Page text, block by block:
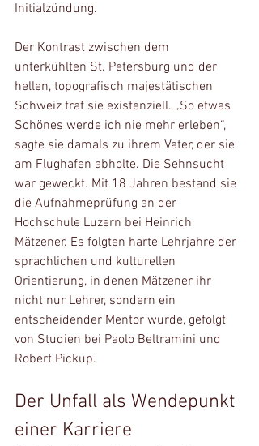
Initialzündung.
Der Kontrast zwischen dem
unterkühlten St. Petersburg und der
hellen, topografisch majestätischen
Schweiz traf sie existenziell. „So etwas
Schönes werde ich nie mehr erleben“,
sagte sie damals zu ihrem Vater, der sie
am Flughafen abholte. Die Sehnsucht
war geweckt. Mit 18 Jahren bestand sie
die Aufnahmeprüfung an der
Hochschule Luzern bei Heinrich
Mätzener. Es folgten harte Lehrjahre der
sprachlichen und kulturellen
Orientierung, in denen Mätzener ihr
nicht nur Lehrer, sondern ein
entscheidender Mentor wurde, gefolgt
von Studien bei Paolo Beltramini und
Robert Pickup.
Der Unfall als Wendepunkt
einer Karriere